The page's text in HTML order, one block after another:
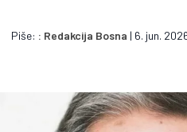
Piše: Redakcija Bosna | 6. jun.